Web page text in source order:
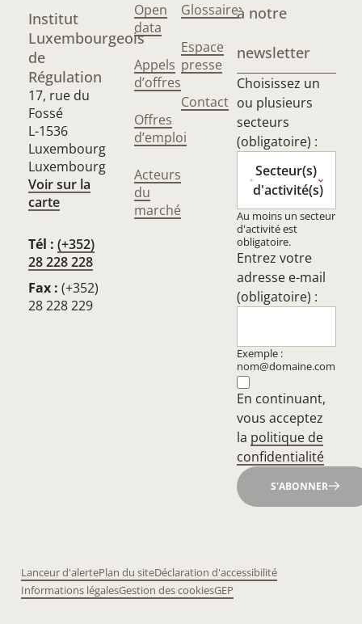
Institut
Luxembourgeois
de
Régulation
17, rue du
Fossé
L-1536
Luxembourg
Luxembourg
Voir sur la
carte
Tél : (+352)
28 228 228
Fax : (+352)
28 228 229
Open
data
Appels
d’offres
Offres
d’emploi
Acteurs
du
marché
Glossaire
Espace
presse
Contact
à notre
newsletter
Choisissez un
ou plusieurs
secteurs
(obligatoire) :
Secteur(s)
d'activité(s)
Au moins un secteur
d'activité est
obligatoire.
Entrez votre
adresse e-mail
(obligatoire) :
Exemple :
nom@domaine.com
En continuant,
vous acceptez
la politique de
confidentialité
S'ABONNER
Lanceur d'alertePlan du siteDéclaration d'accessibilité
Informations légalesGestion des cookiesGEP